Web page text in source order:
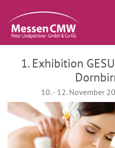
1. Exhibition
10. - 12. November